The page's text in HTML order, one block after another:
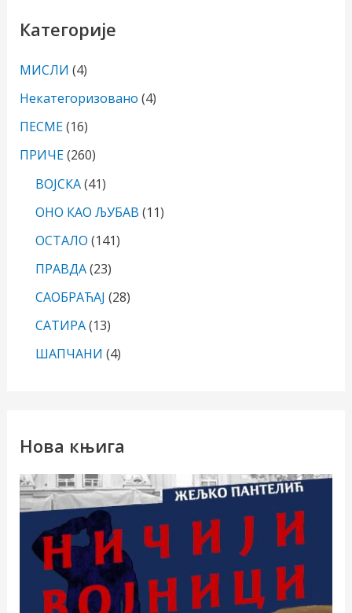
Категорије
МИСЛИ (4)
Некатегоризовано (4)
ПЕСМЕ(16)
ПРИЧЕ(260)
ВОЈСКА(41)
ОНО КАО ЉУБАВ (11)
ОСТАЛО (141)
ПРАВДА(23)
САОБРАЋАЈ (28)
САТИРА(13)
ШАПЧАНИ (4)
Нова књига